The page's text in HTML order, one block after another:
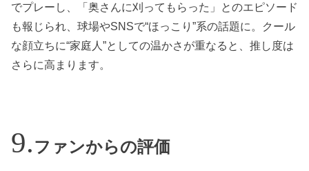
でプレーし、「奥さんに刈ってもらった」とのエピソード
も報じられ、球場やSNSで“ほっこり”系の話題に。クール
な顔立ちに“家庭人”としての温かさが重なると、推し度は
さらに高まります。
ファンからの評価